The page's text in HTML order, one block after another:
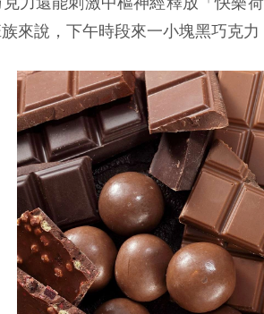
來說，下午時段來一小塊黑巧克力